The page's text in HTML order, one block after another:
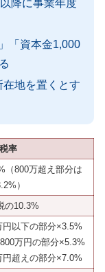
降に事業年度
「資本金1,000
地を置くとす
税率
（800万超え部分は
）
の10.3%
以下の部分×3.5%
万円の部分×5.3%
超えの部分×7.0%